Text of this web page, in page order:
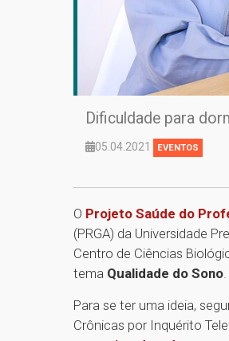
Dificuldade para
05.04.2021 EVENTOS
O Projeto Saúde do
(PRGA) da Universidade
Centro de Ciências
tema Qualidade do Sono
Para se ter uma ideia,
Crônicas por Inquérito